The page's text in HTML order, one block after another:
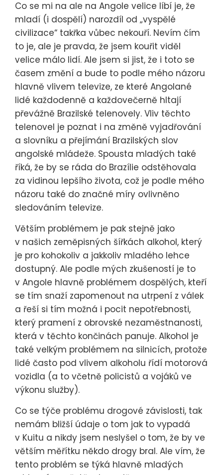
Co se mi na ale na Angole velice líbí je, že
mladí (i dospělí) narozdíl od „vyspělé
civilizace“ takřka vůbec nekouří. Nevím čím
to je, ale je pravda, že jsem kouřit viděl
velice málo lidí. Ale jsem si jist, že i toto se
časem změní a bude to podle mého názoru
hlavně vlivem televize, ze které Angolané
lidé každodenně a každovečerně hltají
převážně Brazilské telenovely. Vliv těchto
telenovel je poznat i na změně vyjadřování
a slovníku a přejímání Brazilských slov
angolské mládeže. Spousta mladých také
říká, že by se ráda do Brazílie odstěhovala
za vidinou lepšího života, což je podle mého
názoru také do značné míry ovlivněno
sledováním televize.
Větším problémem je pak stejně jako
v našich zeměpisných šířkách alkohol, který
je pro kohokoliv a jakkoliv mladého lehce
dostupný. Ale podle mých zkušeností je to
v Angole hlavně problémem dospělých, kteří
se tím snaží zapomenout na utrpení z válek
a řeší si tím možná i pocit nepotřebnosti,
který pramení z obrovské nezaměstnanosti,
která v těchto končinách panuje. Alkohol je
také velkým problémem na silnicích, protože
lidé často pod vlivem alkoholu řídí motorová
vozidla (a to včetně policistů a vojáků ve
výkonu služby).
Co se týče problému drogové závislosti, tak
nemám bližší údaje o tom jak to vypadá
v Kuitu a nikdy jsem neslyšel o tom, že by ve
větším měřítku někdo drogy bral. Ale vím, že
tento problém se týká hlavně mladých